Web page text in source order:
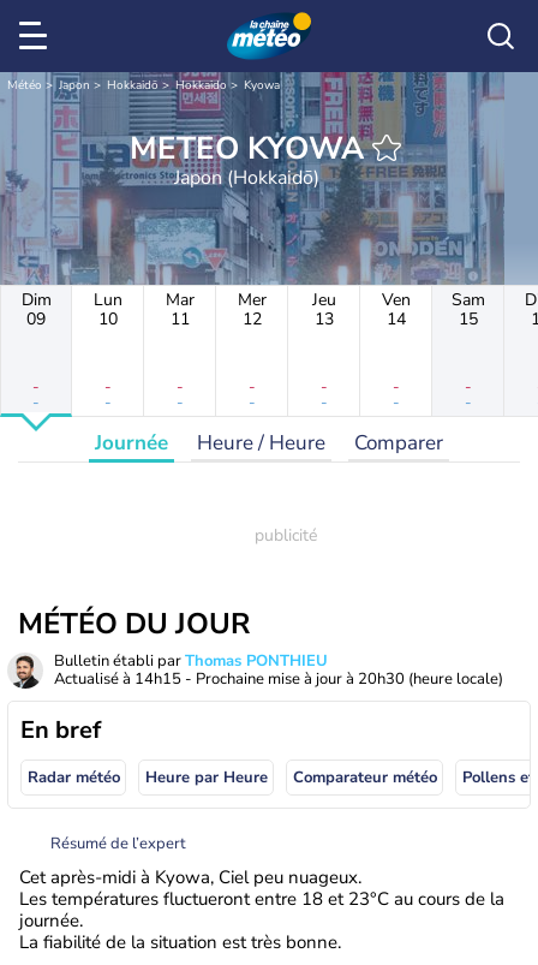
Météo Japon Hokkaidō Hokkaido Kyowa
METEO KYOWA
Japon (Hokkaidō)
Dim
09
-
-
Lun
10
-
-
Mar
11
-
-
Mer
12
-
-
Jeu
13
-
-
Ven
14
-
-
Sam
15
-
-
Journée Heure / Heure Comparer
MÉTÉO DU JOUR
Bulletin établi parThomas PONTHIEU
Actualisé à 14h15 - Prochaine mise à jour à 20h30 (heure locale)
En bref
Radar météo Heure par Heure Comparateur météo Pollens
Résumé de l’expert
Cet après-midi à Kyowa, Ciel peu nuageux.
Les températures fluctueront entre 18 et 23°C au cours de la
journée.
La fiabilité de la situation est très bonne.